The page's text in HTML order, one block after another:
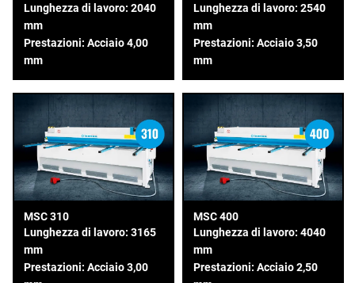
Lunghezza di lavoro: 2040
mm
Prestazioni: Acciaio 4,00
mm
Lunghezza di lavoro: 2540
mm
Prestazioni: Acciaio 3,50
mm
MSC 310
Lunghezza di lavoro: 3165
mm
Prestazioni: Acciaio 3,00
MSC 400
Lunghezza di lavoro: 4040
mm
Prestazioni: Acciaio 2,50